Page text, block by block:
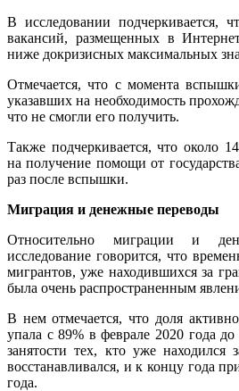
В исследовании подчеркивается,
вакансий, размещенных в
ниже докризисных максимальных
Отмечается, что с момента
указавших на необходимость
что не смогли его получить.
Также подчеркивается, что около
на получение помощи от
раз после вспышки.
Миграция и денежные переводы
Относительно миграции и
исследование говорится, что
мигрантов, уже находившихся за
была очень распространенным
В нем отмечается, что доля
упала с 89% в феврале 2020 года
занятости тех, кто уже находился
восстанавливался, и к концу года
года.